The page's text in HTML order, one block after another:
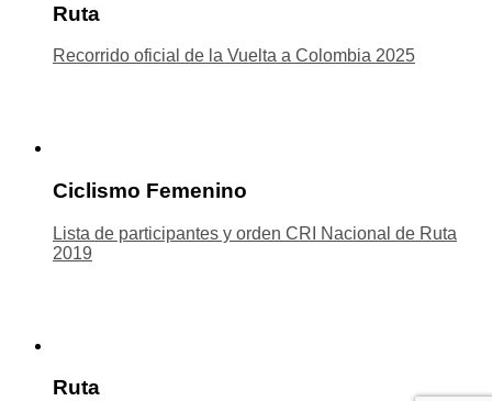
Ruta
Recorrido oficial de la Vuelta a Colombia 2025
Ciclismo Femenino
Lista de participantes y orden CRI Nacional de Ruta
2019
Ruta